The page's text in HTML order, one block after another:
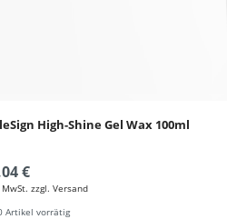
High-Shine Gel Wax 100ml
€
zzgl. Versand
Artikel vorrätig